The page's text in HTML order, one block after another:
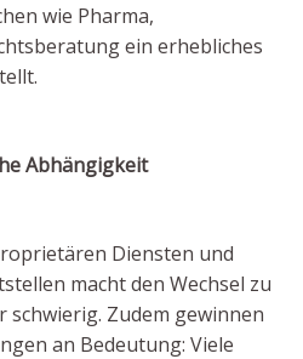
wie Pharma,
ein erhebliches
Abhängigkeit
Diensten und
macht den Wechsel zu
schwierig. Zudem gewinnen
an Bedeutung: Viele